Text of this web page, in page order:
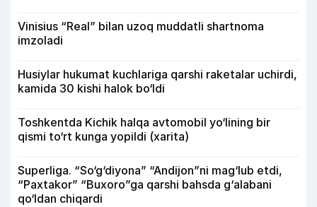
Vinisius “Real” bilan uzoq muddatli shartnoma
imzoladi
Husiylar hukumat kuchlariga qarshi raketalar uchirdi,
kamida 30 kishi halok bo‘ldi
Toshkentda Kichik halqa avtomobil yo‘lining bir
qismi to‘rt kunga yopildi (xarita)
Superliga. “So‘g‘diyona” “Andijon”ni mag‘lub etdi,
“Paxtakor” “Buxoro”ga qarshi bahsda g‘alabani
qo‘ldan chiqardi